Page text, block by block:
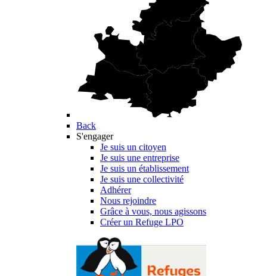
Back
S'engager
Je suis un citoyen
Je suis une entreprise
Je suis un établissement
Je suis une collectivité
Adhérer
Nous rejoindre
Grâce à vous, nous agissons
Créer un Refuge LPO